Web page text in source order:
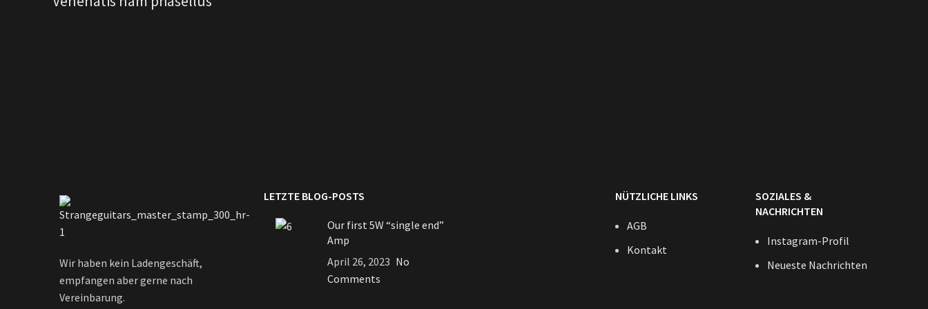
Wir haben kein Ladengeschäft,
empfangen aber gerne nach
Vereinbarung.
LETZTE BLOG-POSTS
Our first 5W “single end”
Amp
April 26, 2023 No
Comments
NÜTZLICHE LINKS
AGB
Kontakt
SOZIALES &
NACHRICHTEN
Instagram-Profil
Neueste Nachrichten